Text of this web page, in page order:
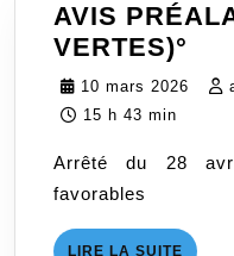
AVIS
VERTES)°
10 mars 2026
10
15 h 43 min
Arrêté du 28
favorables
LIRE LA SUITE LIRE